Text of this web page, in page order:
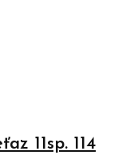
11sp. 114